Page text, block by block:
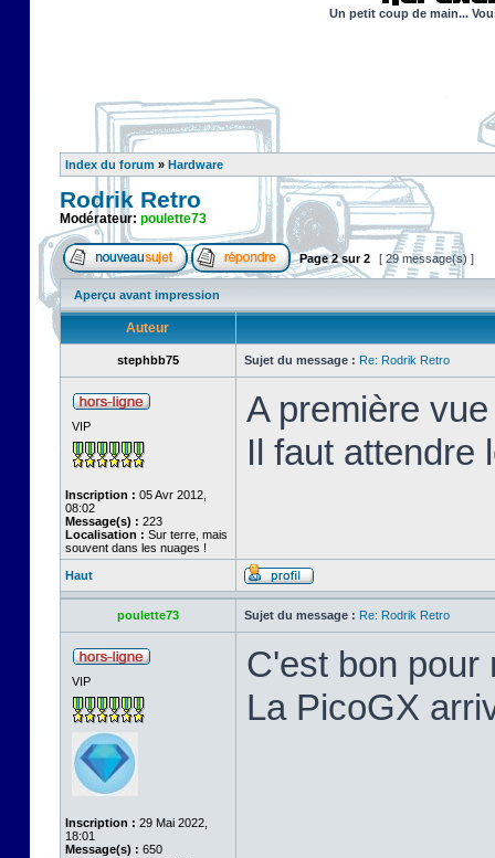
Un petit coup de main...
Index du forum » Hardware
Rodrik Retro
Modérateur: poulette73
Page2sur2 [ 29 message(s) ]
Aperçu avant impression
Auteur
stephbb75 Sujet du message : Re: Rodrik Retro
VIP
Inscription : 05 Avr 2012,
08:02
Message(s) : 223
Localisation : Sur terre, mais
souvent dans les nuages !
A première
Il faut attendre
Haut
poulette73 Sujet du message : Re: Rodrik Retro
VIP
Inscription : 29 Mai 2022,
18:01
Message(s) : 650
C'est bon
La PicoGX